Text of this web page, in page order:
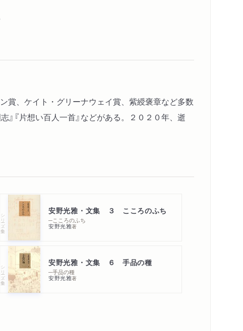
賞、ケイト・グリーナウェイ賞、紫綬褒章など多数
』『片想い百人一首』などがある。２０２０年、逝
シリーズ・全集 安野光雅・文集 ３ こころのふち
─こころのふち
安野光雅著
シリーズ・全集 安野光雅・文集 ６ 手品の種
─手品の種
安野光雅著